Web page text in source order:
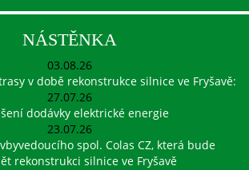
NÁSTĚNKA
03.08.26
v době rekonstrukce silnice ve Fryšavě:
27.07.26
dodávky elektrické energie
23.07.26
spol. Colas CZ, která bude
rekonstrukci silnice ve Fryšavě